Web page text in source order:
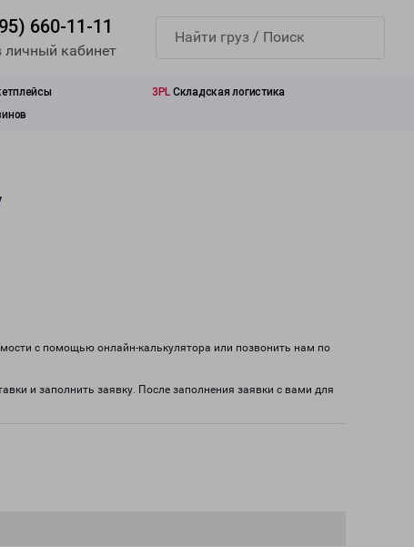
660-11-11
личный кабинет
3PL Складская логистика
с помощью онлайн-калькулятора или позвонить нам по
и заполнить заявку. После заполнения заявки с вами для